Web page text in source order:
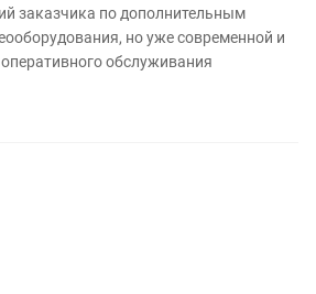
заказчика по дополнительным
но уже современной и
обслуживания